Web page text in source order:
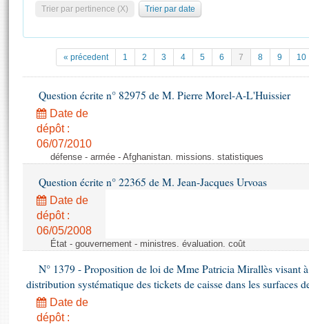
Pétitions
Projets de loi
Propositions de loi
Amendements
Textes adoptés
Rapports d'information
Rapports d'enquête
Rapports législatifs
Rapports sur l'application des lois
Budget et sécurité sociale
Statistiques et chiffres clés
Documents de référence
( Constitution | Règlement de l'Assemblée ... )
Histoire
Juniors
Anciennes législatures
Liens vers les sites publics
La Bibliothèque
Contacts et plan d'accès
Photos libres de droit
Trier par pertinence (X) Trier par date
« précedent 1 2 3 4 5 6 7 8 9 10
Question écrite n° 82975 de M. Pierre Morel-A-L'Huissier
Date de
dépôt :
06/07/2010
défense - armée - Afghanistan. missions. statistiques
Question écrite n° 22365 de M. Jean-Jacques Urvoas
Date de
dépôt :
06/05/2008
État - gouvernement - ministres. évaluation. coût
N° 1379 - Proposition de loi de Mme Patricia Mirallès visant
distribution systématique des tickets de caisse dans les surfaces
Date de
dépôt :